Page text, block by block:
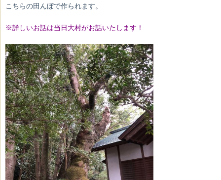
こちらの田んぼで作られます。
※詳しいお話は当日大村がお話いたします！